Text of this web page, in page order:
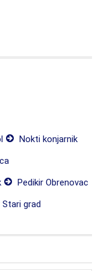
Nokti konjarnik
Pedikir Obrenovac
Stari grad